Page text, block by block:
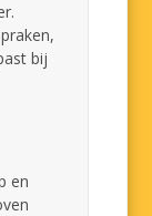
bij
en